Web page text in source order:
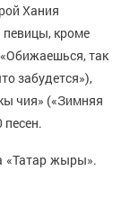
Хания
певицы, кроме
так
забудется»),
чия» («Зимняя
«Татар жыры».